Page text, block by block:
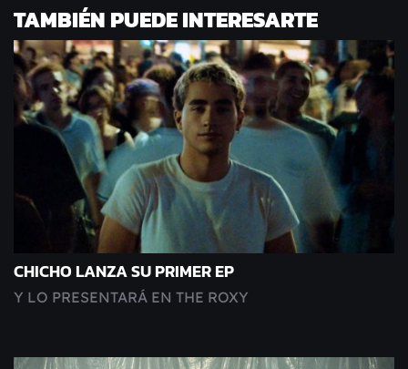
TAMBIÉN PUEDE INTERESARTE
CHICHO LANZA SU PRIMER EP
Y LO PRESENTARÁ EN THE ROXY